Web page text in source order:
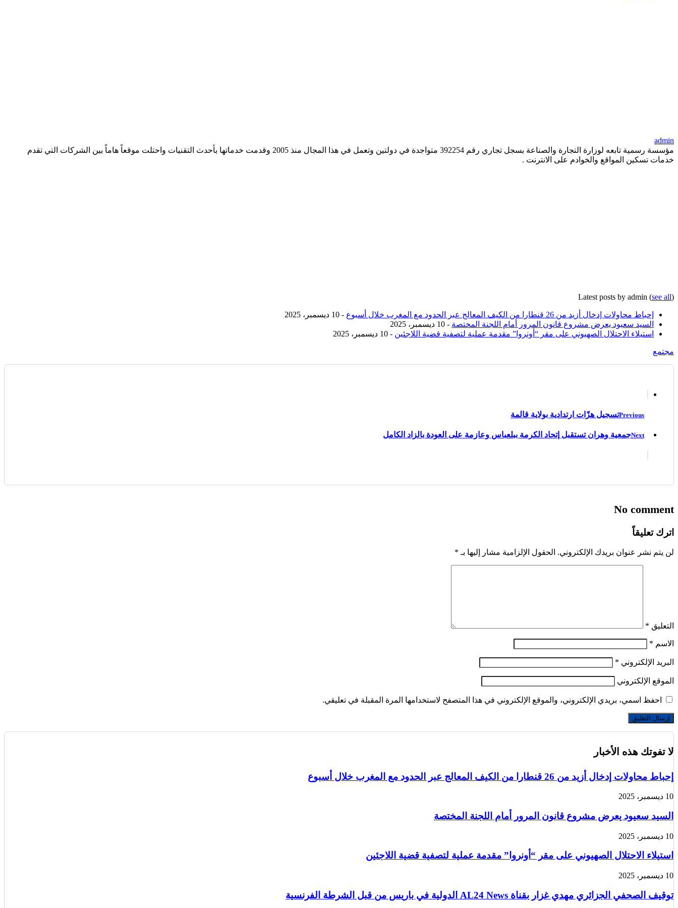
admin
مؤسسة رسمية تابعه لوزارة التجارة والصناعة بسجل تجاري رقم 392254 متواجدة في دولتين وتعمل في هذا المجال منذ 2005 وقدمت خدماتها بأحدث التقنيات واحتلت موقعاً هاماً بين الشركات التي تقدم
خدمات تسكين المواقع والخوادم على الانترنت .
Latest posts by admin (see all)
إحباط محاولات إدخال أزيد من 26 قنطارا من الكيف المعالج عبر الحدود مع المغرب خلال أسبوع
- 10 ديسمبر، 2025
السيد سعيود يعرض مشروع قانون المرور أمام اللجنة المختصة - 10 ديسمبر، 2025
استيلاء الاحتلال الصهيوني على مقر “أونروا” مقدمة عملية لتصفية قضية اللاجئين - 10 ديسمبر، 2025
مجتمع
Previousتسجيل هزّات ارتدادية بولاية قالمة
Nextجمعية وهران تستقبل إتحاد الكرمة ببلعباس وعازمة على العودة بالزاد الكامل
No comment
اترك تعليقاً
لن يتم نشر عنوان بريدك الإلكتروني. الحقول الإلزامية مشار إليها بـ *
التعليق *
الاسم *
البريد الإلكتروني *
الموقع الإلكتروني
احفظ اسمي، بريدي الإلكتروني، والموقع الإلكتروني في هذا المتصفح لاستخدامها المرة المقبلة في تعليقي.
لا تفوتك هذه الأخبار
إحباط محاولات إدخال أزيد من 26 قنطارا من الكيف المعالج عبر الحدود مع المغرب خلال أسبوع
10 ديسمبر، 2025
السيد سعيود يعرض مشروع قانون المرور أمام اللجنة المختصة
10 ديسمبر، 2025
استيلاء الاحتلال الصهيوني على مقر “أونروا” مقدمة عملية لتصفية قضية اللاجئين
10 ديسمبر، 2025
توقيف الصحفي الجزائري مهدي غزار بقناة AL24 News الدولية في باريس من قبل الشرطة الفرنسية